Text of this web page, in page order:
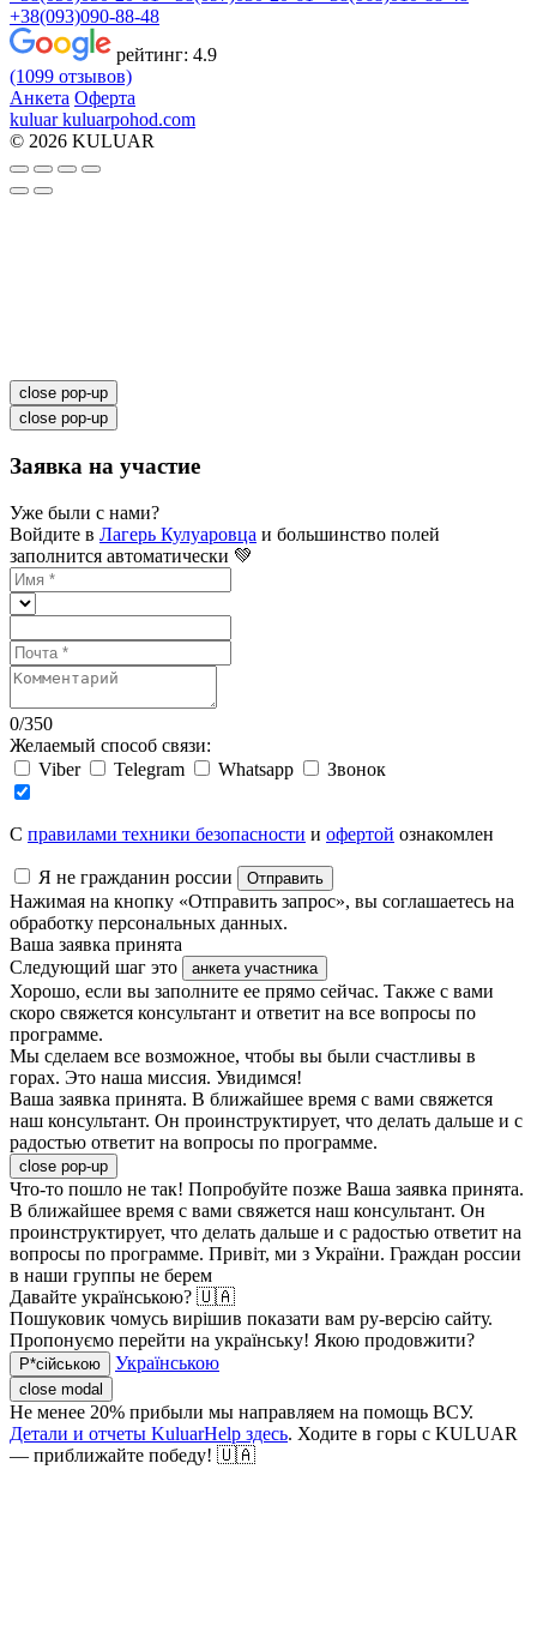
+38(093)090-88-48
рейтинг: 4.9
(1099 отзывов)
Анкета Оферта
kuluar kuluarpohod.com
© 2026 KULUAR
close pop-up
close pop-up
Заявка на участие
Уже были с нами?
Войдите в Лагерь Кулуаровца и большинство полей
заполнится автоматически 💚
0/350
Желаемый способ связи:
Viber
Telegram Whatsapp Звонок
C правилами техники безопасности и офертой ознакомлен
Я не гражданин россии Отправить
Нажимая на кнопку «Отправить запрос», вы соглашаетесь на
обработку персональных данных.
Ваша заявка принята
Следующий шаг это
анкета участника
Хорошо, если вы заполните ее прямо сейчас. Также с вами
скоро свяжется консультант и ответит на все вопросы по
программе.
Мы сделаем все возможное, чтобы вы были счастливы в
горах. Это наша миссия. Увидимся!
Ваша заявка принята. В ближайшее время с вами свяжется
наш консультант. Он проинструктирует, что делать дальше и с
радостью ответит на вопросы по программе.
close pop-up
Что-то пошло не так! Попробуйте позже Ваша заявка принята.
В ближайшее время с вами свяжется наш консультант. Он
проинструктирует, что делать дальше и с радостью ответит на
вопросы по программе. Привіт, ми з України. Граждан россии
в наши группы не берем
Давайте українською? 🇺🇦
Пошуковик чомусь вирішив показати вам ру-версію сайту.
Пропонуємо перейти на українську! Якою продовжити?
Р*сійською Українською
close modal
Не менее 20% прибыли мы направляем на помощь ВСУ.
Детали и отчеты KuluarHelp здесь. Ходите в горы с KULUAR
— приближайте победу! 🇺🇦